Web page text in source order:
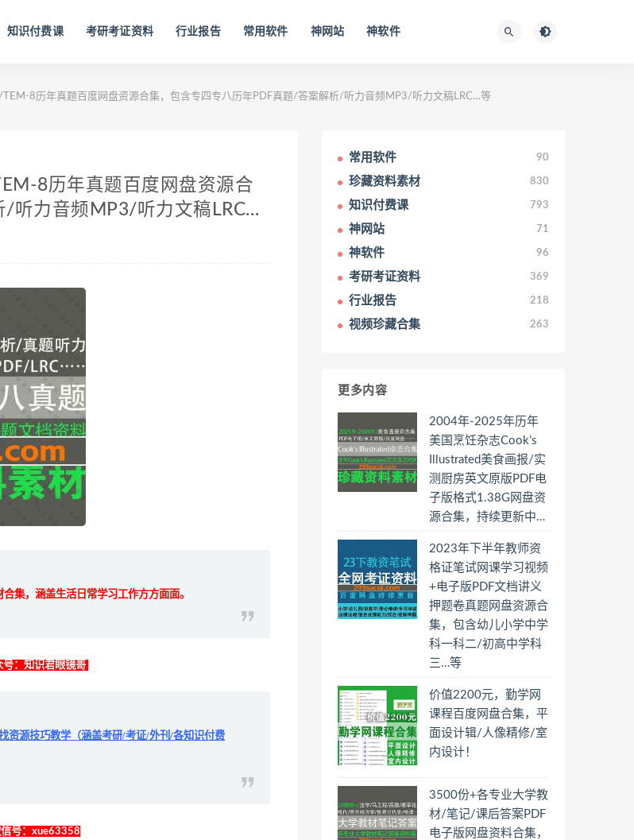
知识付费课 考研考证资料 行业报告 常用软件 神网站 神软件
8历年真题百度网盘资源合集，包含专四专八历年PDF真题/答案解析/听力音频MP3/听力文稿LRC…等
8历年真题百度网盘资源合
/听力音频MP3/听力文稿LRC…
集，涵盖生活日常学习工作方方面面。
：知识君眼镜哥
资源技巧教学（涵盖考研/考证/外刊/各知识付费
号：xue63358
常用软件 90
珍藏资料素材 830
知识付费课 793
神网站 71
神软件 96
考研考证资料 369
行业报告 218
视频珍藏合集 263
更多内容
2004年-2025年历年
美国烹饪杂志Cook’s
Illustrated美食画报/实
测厨房英文原版PDF电
子版格式1.38G网盘资
源合集，持续更新中…
2023年下半年教师资
格证笔试网课学习视频
+电子版PDF文档讲义
押题卷真题网盘资源合
集，包含幼儿小学中学
科一科二/初高中学科
三…等
价值2200元，勤学网
课程百度网盘合集，平
面设计辑/人像精修/室
内设计！
3500份+各专业大学教
材/笔记/课后答案PDF
电子版网盘资料合集，